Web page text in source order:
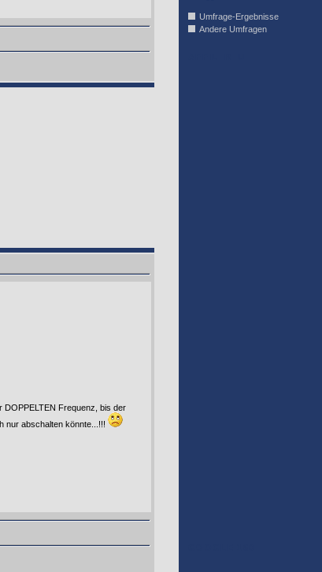
DOPPELTEN Frequenz, bis der
nur abschalten könnte...!!!
Umfrage-Ergebnisse
Andere Umfragen